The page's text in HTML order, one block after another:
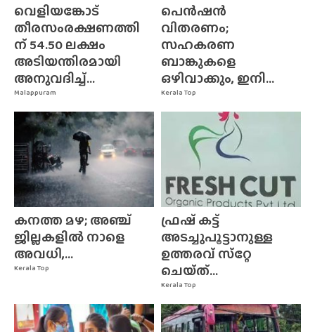
Malappuram
വെളിയങ്കോട്
തീരസംരക്ഷണത്തി
ന് 54.50 ലക്ഷം
അടിയന്തിരമായി
അനുവദിച്ച്...
Kerala Top
പെൻഷൻ
വിതരണം;
സഹകരണ
ബാങ്കുകളെ
ഒഴിവാക്കും, ഇനി...
Kerala Top
കനത്ത മഴ; അഞ്ച്
ജില്ലകളിൽ നാളെ
അവധി,...
Kerala Top
ഫ്രഷ് കട്ട്
അടച്ചുപൂട്ടാനുള്ള
ഉത്തരവ് സ്‌റ്റേ
ചെയ്‌ത്‌...